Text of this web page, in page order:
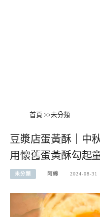
首頁 >>未分類
豆漿店蛋黃酥｜中
用懷舊蛋黃酥勾起
未分類 阿綿 2024-08-31